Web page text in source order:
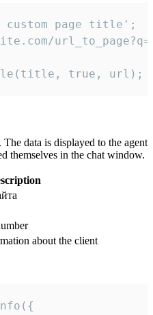
page title';
true, url);
data is displayed to the agent
themselves in the chat window.
about the client